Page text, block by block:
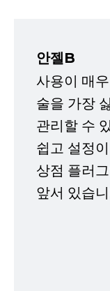
안젤B
사용이 매
술을 가장
관리할 수
쉽고 설정
상점 플러
앞서 있습